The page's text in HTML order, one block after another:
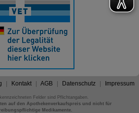
Kontakt AGB Datenschutz Impressum
Felder sind Pflichtangaben.
auf den Apothekenverkaufspreis und nicht für
Medikamente.